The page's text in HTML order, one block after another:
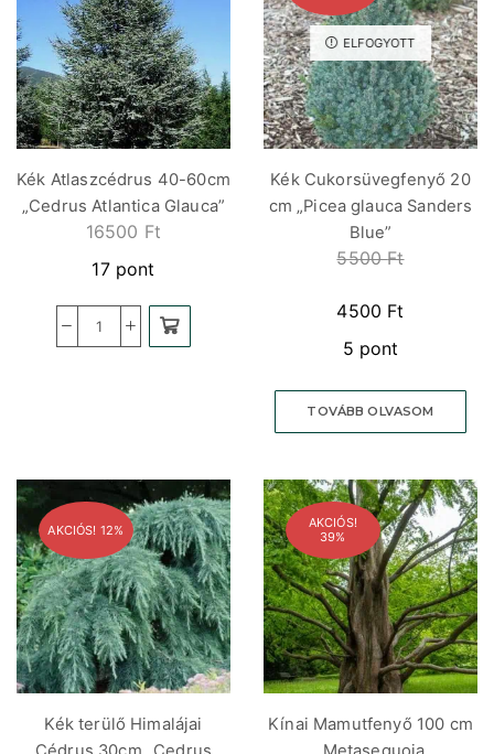
Kék Atlaszcédrus 40-60cm
„Cedrus Atlantica Glauca”
16500 Ft
17 pont
ELFOGYOTT
Kék Cukorsüvegfenyő 20
cm „Picea glauca Sanders
Blue”
5500Ft
4500 Ft
5 pont
TOVÁBB OLVASOM
AKCIÓS! 12%
Kék terülő Himalájai
AKCIÓS!
39%
Kínai Mamutfenyő 100 cm